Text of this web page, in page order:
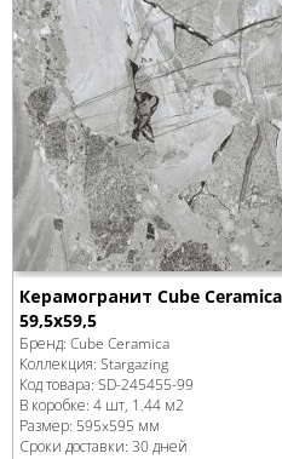
Керамогранит Cube
59,5x59,5
Бренд: Cube Ceramica
Коллекция: Stargazing
Код товара: SD-245455-99
В коробке: 4 шт, 1.44 м2
Размер: 595x595 мм
Сроки доставки: 30 дней